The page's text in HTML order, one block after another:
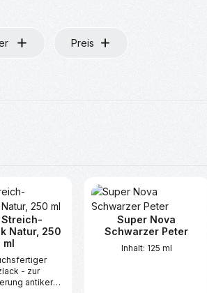
Preis
Streich-
Natur, 250
ml
- zur
antiker
Super Nova
Schwarzer Peter
Inhalt: 125 ml